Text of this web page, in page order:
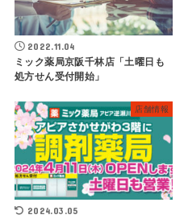
2022.11.04
ミック薬局京阪千林店「土曜日も
処方せん受付開始」
店舗情報
2024.03.05